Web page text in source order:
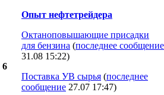
6
Опыт нефтетрейдера
Октаноповышающие присадки
для бензина (последнее сообщение
31.08 15:22)
Поставка УВ сырья (последнее
сообщение 27.07 17:47)